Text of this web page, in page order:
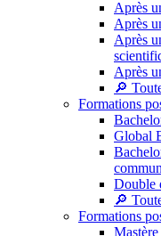
Après
Après
Après
Après
🔎
Formations
Global
Double
🔎
Formations